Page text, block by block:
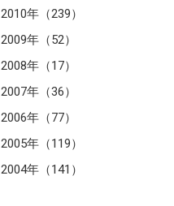
2010年（239）
2009年（52）
2008年（17）
2007年（36）
2006年（77）
2005年（119）
2004年（141）